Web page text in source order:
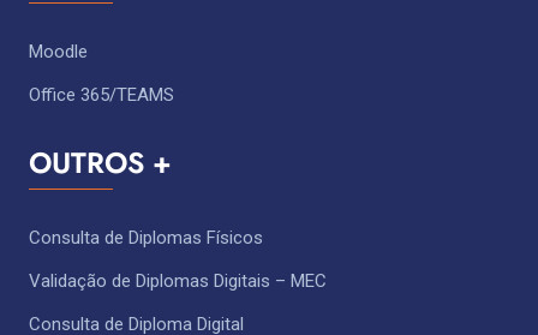
Moodle
Office 365/TEAMS
OUTROS +
Consulta de Diplomas Físicos
Validação de Diplomas Digitais – MEC
Consulta de Diploma Digital